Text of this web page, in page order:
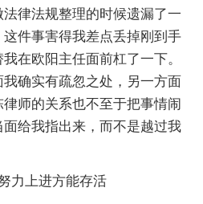
律法规整理的时候遗漏了一
件事害得我差点丢掉刚到手
在欧阳主任面前杠了一下。
确实有疏忽之处，另一方面
师的关系也不至于把事情闹
给我指出来，而不是越过我
上进方能存活